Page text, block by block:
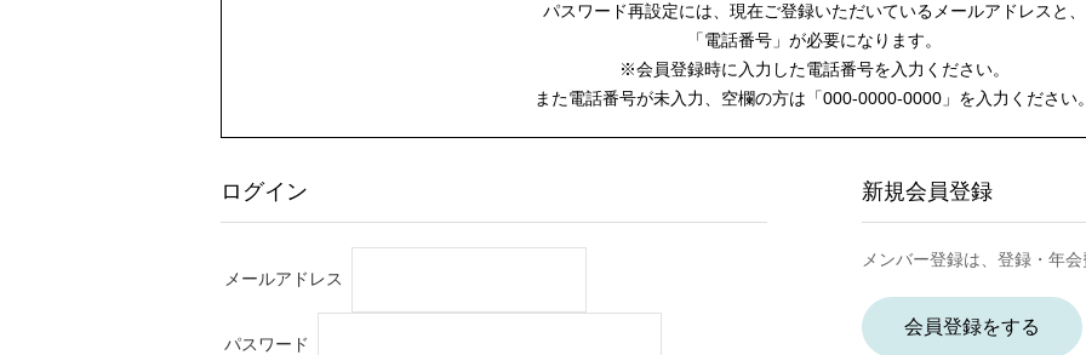
パスワード再設定には、 現在ご登録いただいているメールアドレスと、
「電話番号」が必要になります。
※会員登録時に入力した電話番号を入力ください。
また電話番号が未入力、空欄の方は 「000-0000-0000」を入力ください。
ログイン
メールアドレス
パスワード
新規会員登録
メンバー登録は、登録・年会
会員登録をする